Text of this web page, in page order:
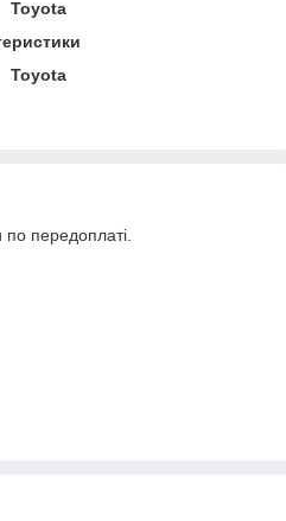
Toyota
Toyota
по передоплаті.